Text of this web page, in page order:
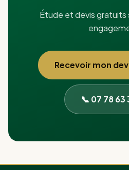
Étude et devis gratuits
Recevoir mon
📞 07 78 63